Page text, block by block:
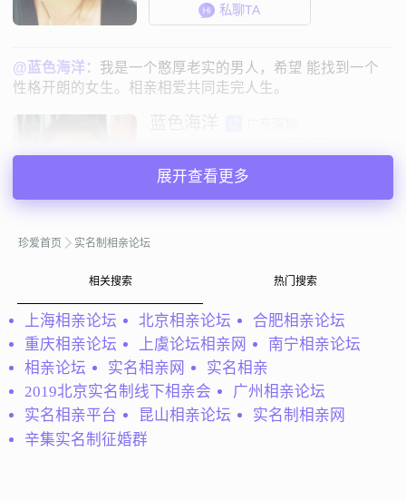
私聊TA
@蓝色海洋： 我是一个憨厚老实的男人，希望 能找到一个
性格开朗的女生。相亲相爱共同走完人生。
19-29岁
@会员85003637： 愿得一人心 免得老相亲
会员85003637
广东佛山
35岁 | 未婚 | 165cm | 3001-5000元
寻找异性：
20-26岁 | 150-165cm | 未婚
展开查看更多
珍爱首页 实名制相亲论坛
相关搜索 热门搜索
上海相亲论坛 北京相亲论坛
合肥相亲论坛
重庆相亲论坛
上虞论坛相亲网
南宁相亲论坛
相亲论坛
实名相亲网
实名相亲
2019北京实名制线下相亲会
广州相亲论坛
实名相亲平台
昆山相亲论坛
实名制相亲网
辛集实名制征婚群